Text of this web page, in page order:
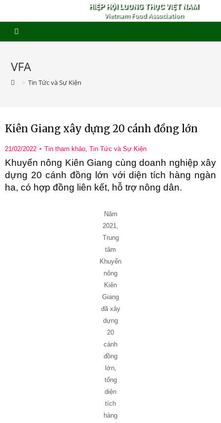
HIỆP HỘI LƯƠNG THỰC VIỆT NAM
Vietnam Food Association
VFA
> Tin Tức và Sự Kiện
Kiên Giang xây dựng 20 cánh đồng lớn
21/02/2022 Tin tham khảo, Tin Tức và Sự Kiện
Khuyến nông Kiên Giang cùng doanh nghiệp xây
dựng 20 cánh đồng lớn với diện tích hàng ngàn
ha, có hợp đồng liên kết, hỗ trợ nông dân.
Năm
2021,
Trung
tâm
Khuyến
nông
Kiên
Giang
đã xây
dựng
20
cánh
đồng
lớn,
tổng
diện
tích
hàng